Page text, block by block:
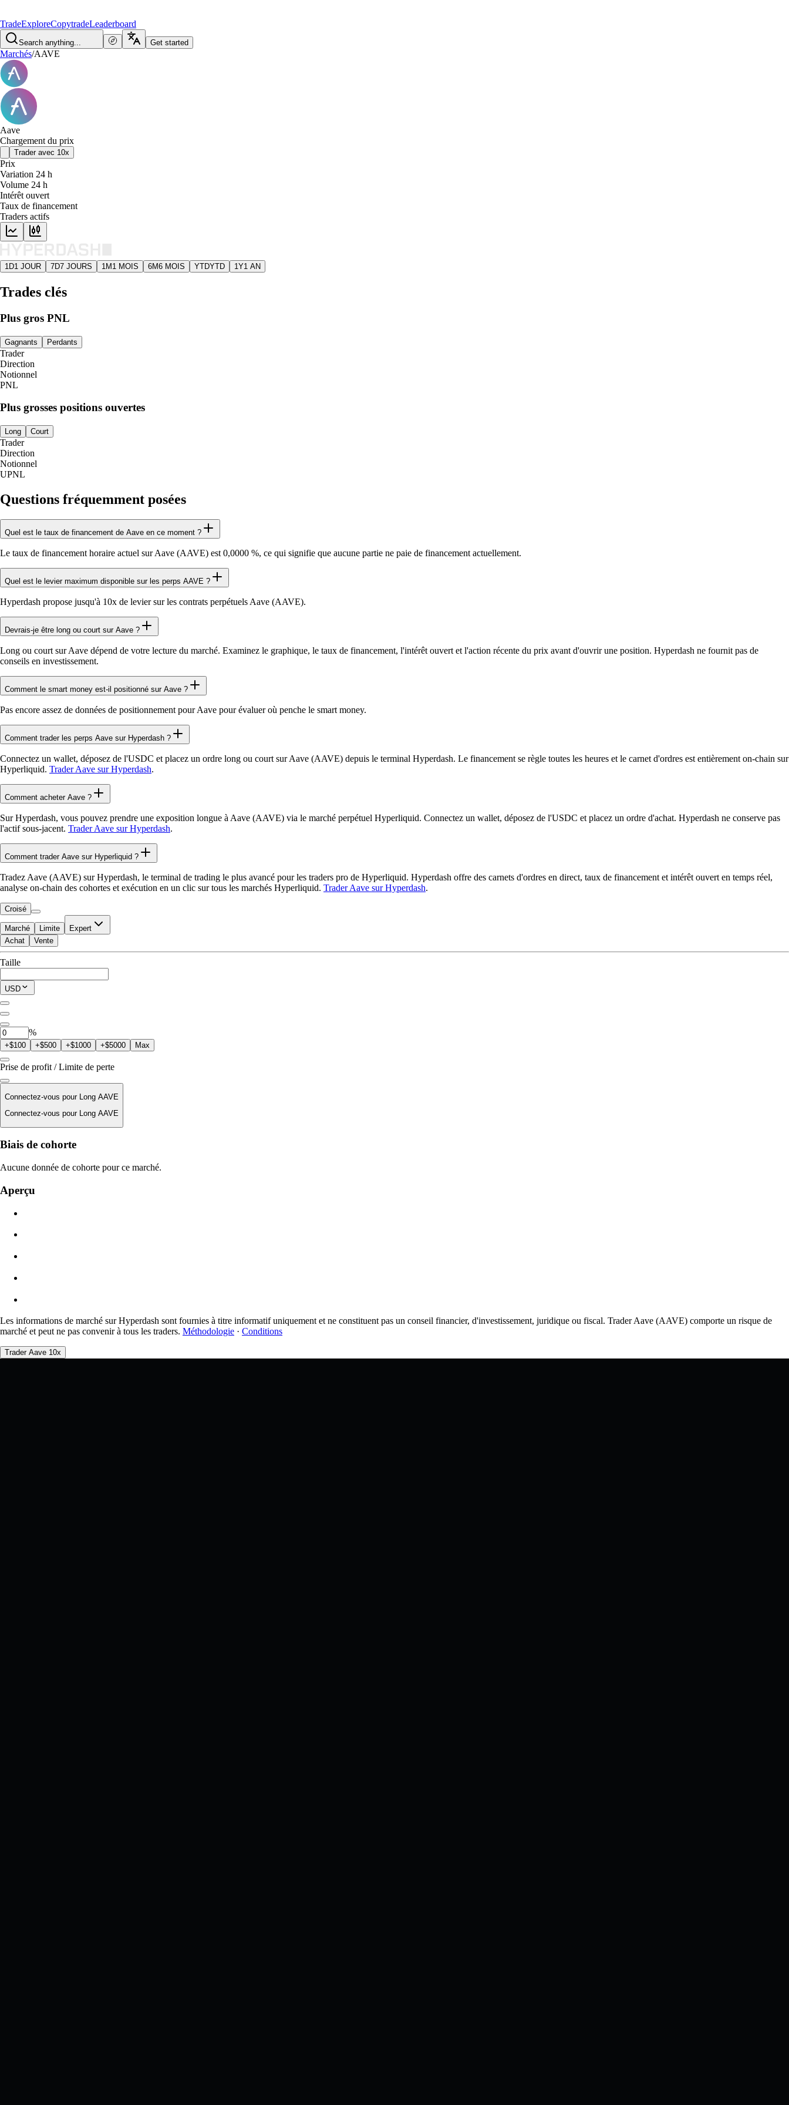
TradeExploreCopytradeLeaderboard
Search anything... Get started
Marchés/AAVE
Aave
Chargement du prix
Trader avec 10x
Prix
Variation 24 h
Volume 24 h
Intérêt ouvert
Taux de financement
Traders actifs
1D1 JOUR 7D7 JOURS 1M 1 MOIS 6M6 MOIS YTDYTD 1Y1 AN
Trades clés
Plus gros PNL
Gagnants Perdants
Trader
Direction
Notionnel
PNL
Plus grosses positions ouvertes
Long Court
Trader
Direction
Notionnel
UPNL
Questions fréquemment posées
Quel est le taux de financement de Aave en ce moment ?
Le taux de financement horaire actuel sur Aave (AAVE) est 0,0000 %, ce qui signifie que aucune partie ne paie de financement actuellement.
Quel est le levier maximum disponible sur les perps AAVE ?
Hyperdash propose jusqu'à 10x de levier sur les contrats perpétuels Aave (AAVE).
Devrais-je être long ou court sur Aave ?
Long ou court sur Aave dépend de votre lecture du marché. Examinez le graphique, le taux de financement, l'intérêt ouvert et l'action récente du prix avant d'ouvrir une position. Hyperdash ne fournit pas de
conseils en investissement.
Comment le smart money est-il positionné sur Aave ?
Pas encore assez de données de positionnement pour Aave pour évaluer où penche le smart money.
Comment trader les perps Aave sur Hyperdash ?
Connectez un wallet, déposez de l'USDC et placez un ordre long ou court sur Aave (AAVE) depuis le terminal Hyperdash. Le financement se règle toutes les heures et le carnet d'ordres est entièrement on-chain sur
Hyperliquid. Trader Aave sur Hyperdash.
Comment acheter Aave ?
Sur Hyperdash, vous pouvez prendre une exposition longue à Aave (AAVE) via le marché perpétuel Hyperliquid. Connectez un wallet, déposez de l'USDC et placez un ordre d'achat. Hyperdash ne conserve pas
l'actif sous-jacent. Trader Aave sur Hyperdash.
Comment trader Aave sur Hyperliquid ?
Tradez Aave (AAVE) sur Hyperdash, le terminal de trading le plus avancé pour les traders pro de Hyperliquid. Hyperdash offre des carnets d'ordres en direct, taux de financement et intérêt ouvert en temps réel,
analyse on-chain des cohortes et exécution en un clic sur tous les marchés Hyperliquid. Trader Aave sur Hyperdash.
Croisé
Marché Limite Expert
Disponible pour trader
$0.00
Position actuelle
Achat Vente
Taille
USD
%
+$100 +$500 +$1000 +$5000 Max
Prise de profit / Limite de perte
Connectez-vous pour Long AAVE
Connectez-vous pour Long AAVE
Prix de liquidation
N/D
0.0450% / 0.0150%
Biais de cohorte
Aucune donnée de cohorte pour ce marché.
Aperçu
Les informations de marché sur Hyperdash sont fournies à titre informatif uniquement et ne constituent pas un conseil financier, d'investissement, juridique ou fiscal. Trader Aave (AAVE) comporte un risque de
marché et peut ne pas convenir à tous les traders. Méthodologie · Conditions
Trader Aave 10x